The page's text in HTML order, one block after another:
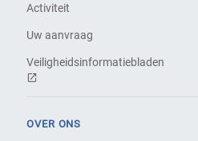
Activiteit
Uw aanvraag
Veiligheidsinformatiebladen
OVER ONS